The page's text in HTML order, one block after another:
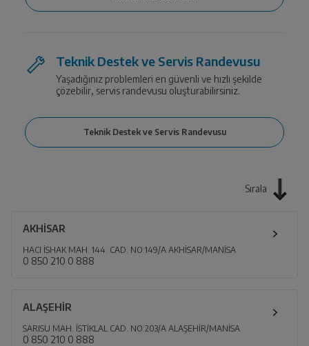
Teknik Destek ve Servis Randevusu
Yaşadığınız problemleri en güvenli ve hızlı şekilde
çözebilir, servis randevusu oluşturabilirsiniz.
Sırala
AKHİSAR
HACI İSHAK MAH. 144. CAD. NO:149/A AKHİSAR/MANİSA
0 850 210 0 888
ALAŞEHİR
SARISU MAH. İSTİKLAL CAD. NO:203/A ALAŞEHİR/MANİSA
0 850 210 0 888